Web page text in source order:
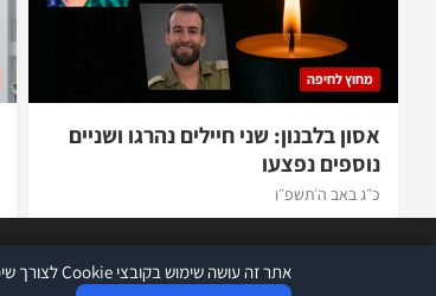
מחוץ לחיפה
אסון בלבנון: שני חיילים נהרגו ושניים
נוספים נפצעו
כ״ג באב ה׳תשפ״ו
אתר זה עושה שימוש בקובצי Cookie לצורך שיפור חווית המשתמש ומעקב סטטיסטי. המשך שימוש באתר כפוף לתנאי השימוש ולמדיניות הפרטיות.